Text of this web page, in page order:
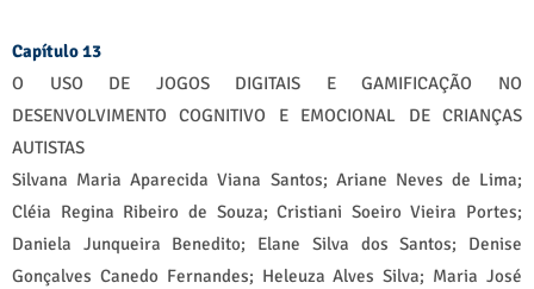
Capítulo 13
O USO DE JOGOS DIGITAIS E GAMIFICAÇÃO NO
DESENVOLVIMENTO COGNITIVO E EMOCIONAL DE CRIANÇAS
AUTISTAS
Silvana Maria Aparecida Viana Santos; Ariane Neves de Lima;
Cléia Regina Ribeiro de Souza; Cristiani Soeiro Vieira Portes;
Daniela Junqueira Benedito; Elane Silva dos Santos; Denise
Gonçalves Canedo Fernandes; Heleuza Alves Silva; Maria José